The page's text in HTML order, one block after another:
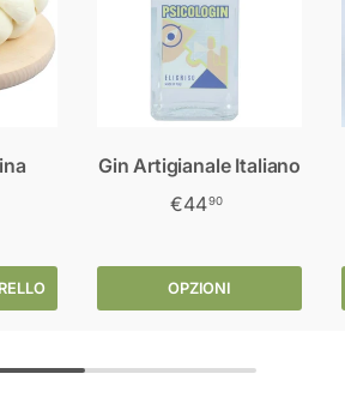
Gin Artigianale Italiano
€4490
OPZIONI